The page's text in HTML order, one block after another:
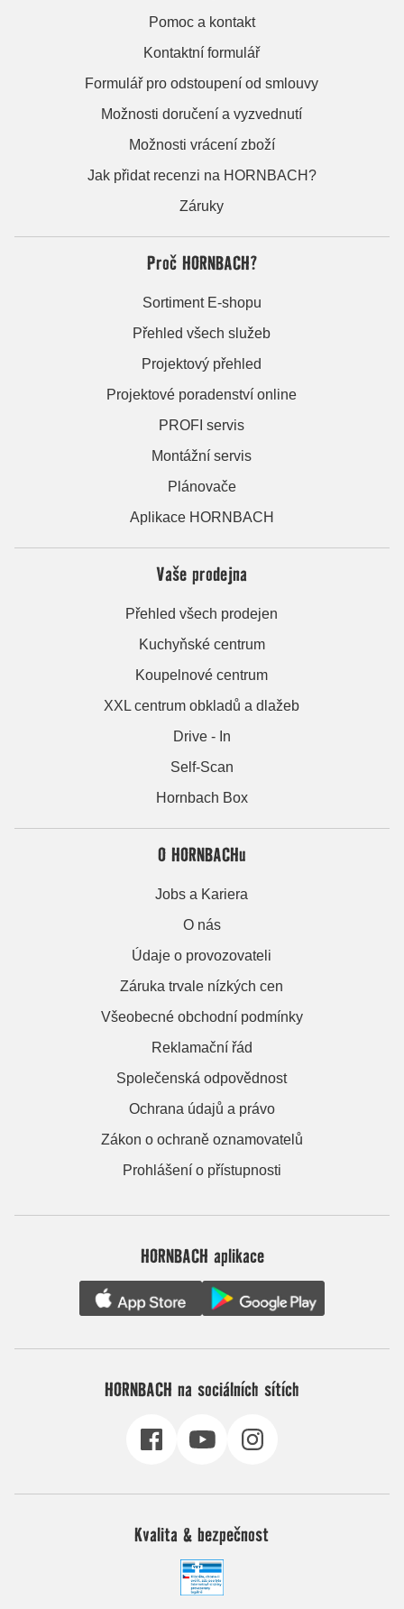
Pomoc a kontakt
Kontaktní formulář
Formulář pro odstoupení od smlouvy
Možnosti doručení a vyzvednutí
Možnosti vrácení zboží
Jak přidat recenzi na HORNBACH?
Záruky
Proč HORNBACH?
Sortiment E-shopu
Přehled všech služeb
Projektový přehled
Projektové poradenství online
PROFI servis
Montážní servis
Plánovače
Aplikace HORNBACH
Vaše prodejna
Přehled všech prodejen
Kuchyňské centrum
Koupelnové centrum
XXL centrum obkladů a dlažeb
Drive - In
Self-Scan
Hornbach Box
O HORNBACHu
Jobs a Kariera
O nás
Údaje o provozovateli
Záruka trvale nízkých cen
Všeobecné obchodní podmínky
Reklamační řád
Společenská odpovědnost
Ochrana údajů a právo
Zákon o ochraně oznamovatelů
Prohlášení o přístupnosti
HORNBACH aplikace
HORNBACH na sociálních sítích
Kvalita & bezpečnost